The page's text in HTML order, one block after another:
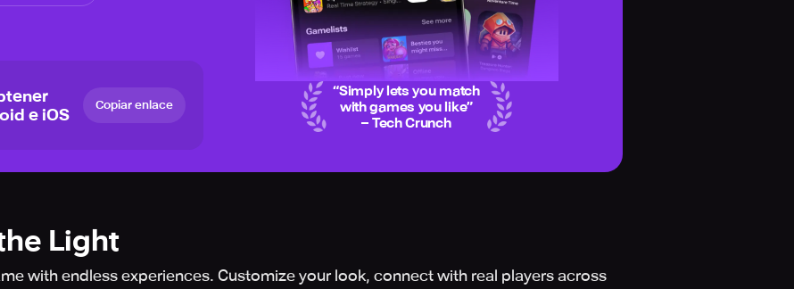
e iOS
Copiar enlace
“Simply lets you match
with games you like”
– Tech Crunch
Light
with endless experiences. Customize your look, connect with real players across